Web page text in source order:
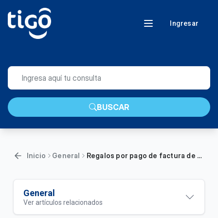
Ingresar
BUSCAR
Inicio General Regalos por pago de factura de telefonía
General
Ver artículos relacionados